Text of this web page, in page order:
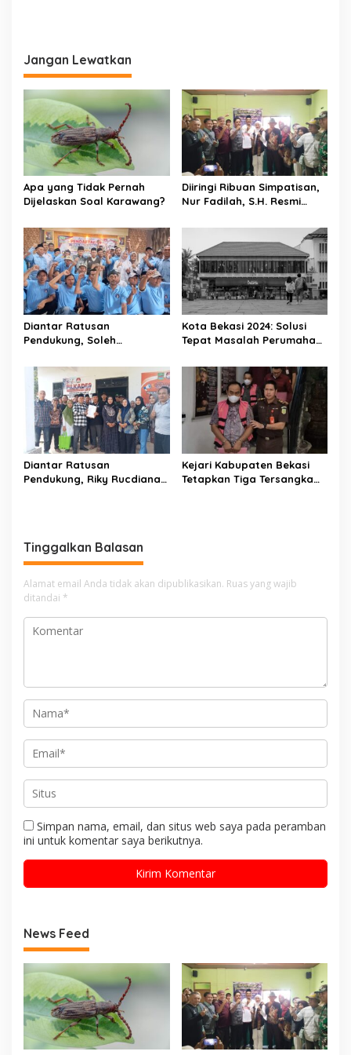
Jangan Lewatkan
Apa yang Tidak Pernah
Dijelaskan Soal Karawang?
Diiringi Ribuan Simpatisan,
Nur Fadilah, S.H. Resmi
Calon Kepala Desa
Sumbersari
Diantar Ratusan
Pendukung, Soleh
Daftar Bakal Calon Kepala
Desa Karang Haur
Kota Bekasi 2024: Solusi
Tepat Masalah Perumahan
Diantar Ratusan
Pendukung, Riky Rucdiana
Kejari Kabupaten Bekasi
Tetapkan Tiga Tersangka
Tinggalkan Balasan
Alamat email Anda tidak akan dipublikasikan. Ruas yang wajib
ditandai *
Simpan nama, email, dan situs web saya pada peramban
ini untuk komentar saya berikutnya.
News Feed